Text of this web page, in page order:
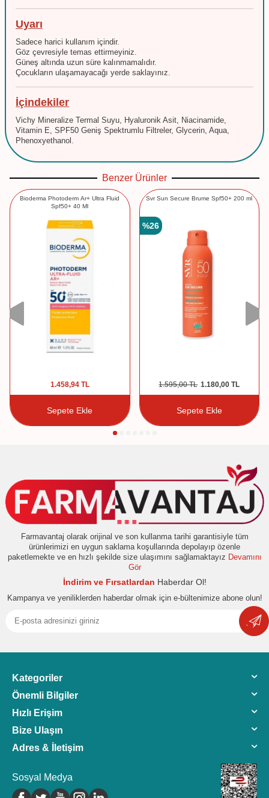
Uyarı
Sadece harici kullanım içindir.
Göz çevresiyle temas ettirmeyiniz.
Güneş altında uzun süre kalınmamalıdır.
Çocukların ulaşamayacağı yerde saklayınız.
İçindekiler
Vichy Mineralize Termal Suyu, Hyaluronik Asit, Niacinamide,
Vitamin E, SPF50 Geniş Spektrumlu Filtreler, Glycerin, Aqua,
Phenoxyethanol.
Benzer Ürünler
Bioderma Photoderm Ar+ Ultra Fluid
Spf50+ 40 Ml
1.458,94TL
Sepete Ekle
Svr Sun Secure Brume Spf50+ 200 ml
%26
1.595,00TL 1.180,00 TL
Sepete Ekle
Farmavantaj olarak orijinal ve son kullanma tarihi garantisiyle tüm
ürünlerimizi en uygun saklama koşullarında depolayıp özenle
paketlemekte ve en hızlı şekilde size ulaşımını sağlamaktayız Devamını
Gör
İndirim ve Fırsatlardan Haberdar Ol!
Kampanya ve yeniliklerden haberdar olmak için e-bültenimize abone olun!
Kategoriler
Önemli Bilgiler
Hızlı Erişim
Bize Ulaşın
Adres & İletişim
Sosyal Medya